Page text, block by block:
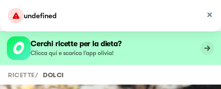
undefined
Cerchi ricette per la dieta?
Clicca qui e scarica l’app olivia!
RICETTE/ DOLCI